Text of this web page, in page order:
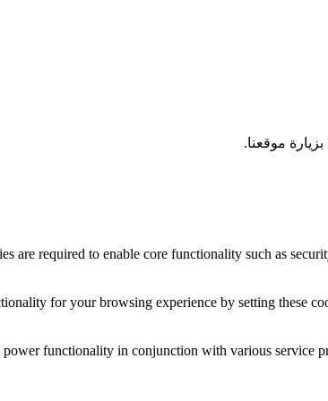
موقعنا.
are required to enable core functionality such as
for your browsing experience by setting these
functionality in conjunction with various service